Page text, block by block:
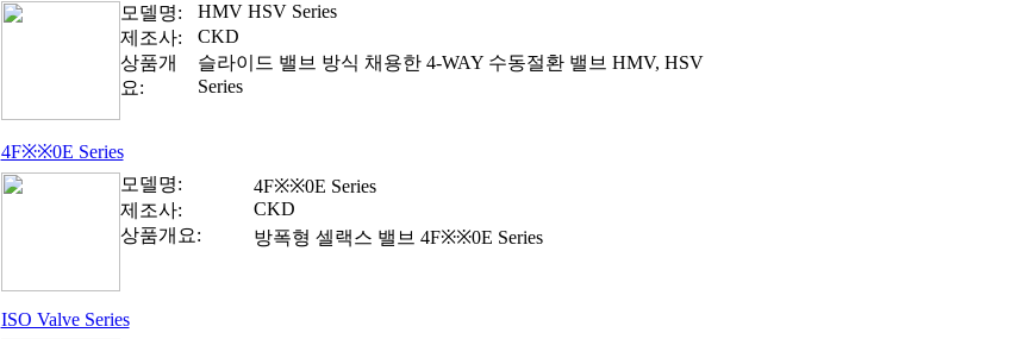
모델명:
HMV HSV Series
제조사:
CKD
상품개
요:
슬라이드 밸브 방식 채용한 4-WAY 수동절환 밸브 HMV, HSV
Series
4F※※0E Series
모델명:
4F※※0E Series
제조사:
CKD
상품개요:
방폭형 셀랙스 밸브 4F※※0E Series
ISO Valve Series